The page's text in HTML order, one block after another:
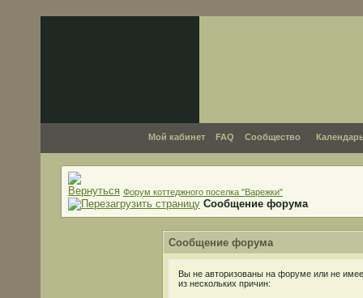
Мой кабинет FAQ Сообщество
Форум коттеджного поселка "Варежки"
Сообщение форума
Сообщение форума
Вы не авторизованы на форуме или не
из нескольких причин: